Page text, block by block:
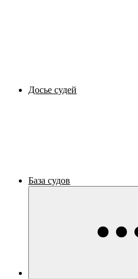
Досье судей
База судов